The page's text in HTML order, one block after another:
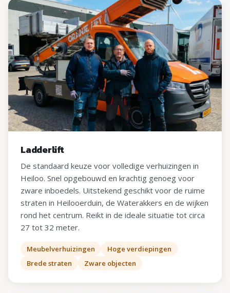
Ladderlift
De standaard keuze voor volledige verhuizingen in
Heiloo. Snel opgebouwd en krachtig genoeg voor
zware inboedels. Uitstekend geschikt voor de ruime
straten in Heilooerduin, de Waterakkers en de wijken
rond het centrum. Reikt in de ideale situatie tot circa
27 tot 32 meter.
Meubelverhuizingen
Hoge verdiepingen
Brede straten
Zware objecten